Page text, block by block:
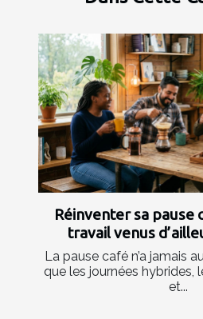
Réinventer sa pause
travail venus
La pause café n’a jamais
que les journées hybrides,
et...